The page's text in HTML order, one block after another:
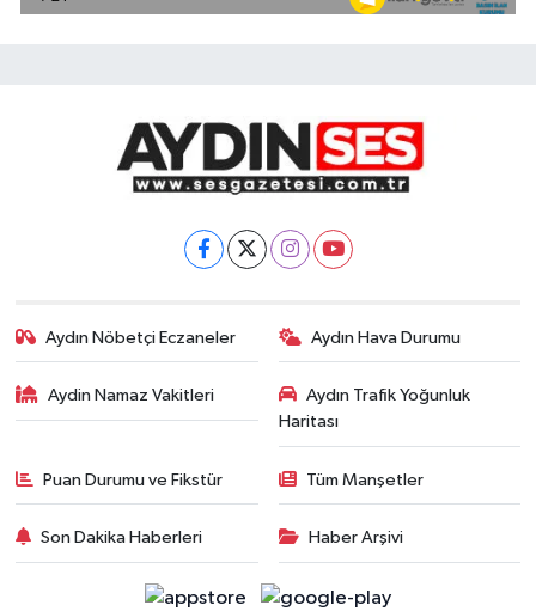
Aydın Nöbetçi Eczaneler Aydın Hava Durumu
Aydin Namaz Vakitleri
Aydın Trafik Yoğunluk
Haritası
Puan Durumu ve Fikstür Tüm Manşetler
Son Dakika Haberleri Haber Arşivi